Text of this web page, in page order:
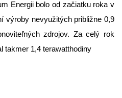
Energii bolo od začiatku roka v
výroby nevyužitých približne 0,9
zdrojov. Za celý rok
takmer 1,4 terawatthodiny